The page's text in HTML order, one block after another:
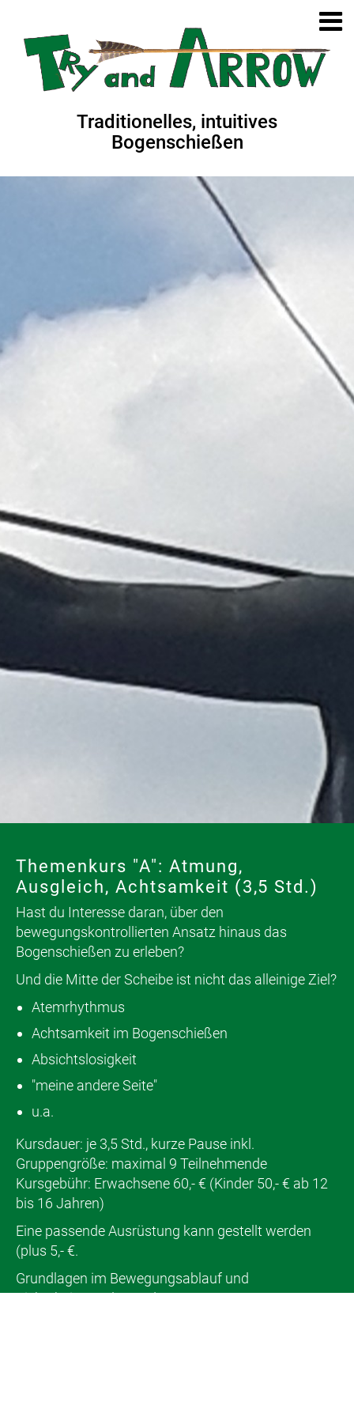
Traditionelles, intuitives
Bogenschießen
Themenkurs "A": Atmung,
Ausgleich, Achtsamkeit (3,5 Std.)
Hast du Interesse daran, über den
bewegungskontrollierten Ansatz hinaus das
Bogenschießen zu erleben?
Und die Mitte der Scheibe ist nicht das alleinige Ziel?
Atemrhythmus
Achtsamkeit im Bogenschießen
Absichtslosigkeit
"meine andere Seite"
u.a.
Kursdauer: je 3,5 Std., kurze Pause inkl.
Gruppengröße: maximal 9 Teilnehmende
Kursgebühr: Erwachsene 60,- € (Kinder 50,- € ab 12
bis 16 Jahren)
Eine passende Ausrüstung kann gestellt werden
(plus 5,- €.
Grundlagen im Bewegungsablauf und
Sicherheitsregeln werden vorausgesetzt.